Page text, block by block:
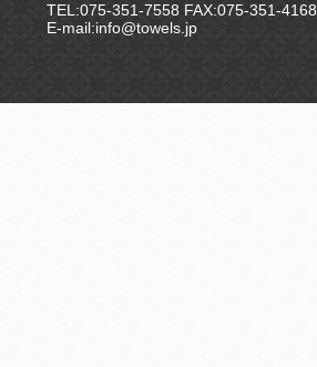
TEL:075-351-7558 FAX:075-351-4168
E-mail:info@towels.jp